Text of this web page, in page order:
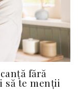
fără
să te menții